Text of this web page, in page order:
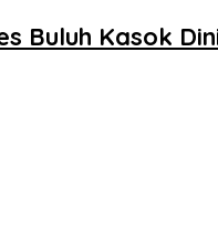
Buluh Kasok